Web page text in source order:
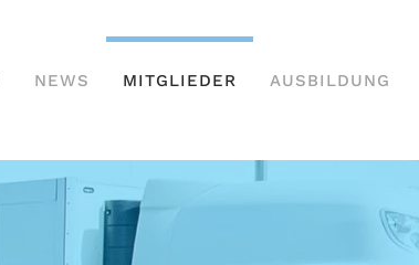
NEWS MITGLIEDER AUSBILDUNG